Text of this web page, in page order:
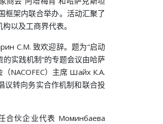
框架内联合举办。活动汇聚了
以及工商界代表。
С.М. 致欢迎辞。题为“启动
实践机制”的专题会议由哈萨
NACOFEC）主席 Шайх К.А.
议转向务实合作机制和联合投
合伙企业代表 Моминбаева